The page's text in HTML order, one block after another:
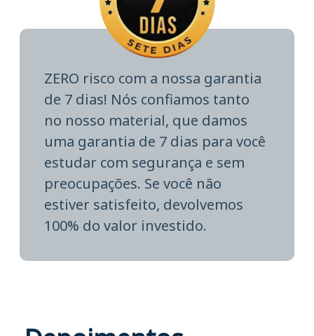
ZERO risco com a nossa garantia
de 7 dias! Nós confiamos tanto
no nosso material, que damos
uma garantia de 7 dias para você
estudar com segurança e sem
preocupações. Se você não
estiver satisfeito, devolvemos
100% do valor investido.